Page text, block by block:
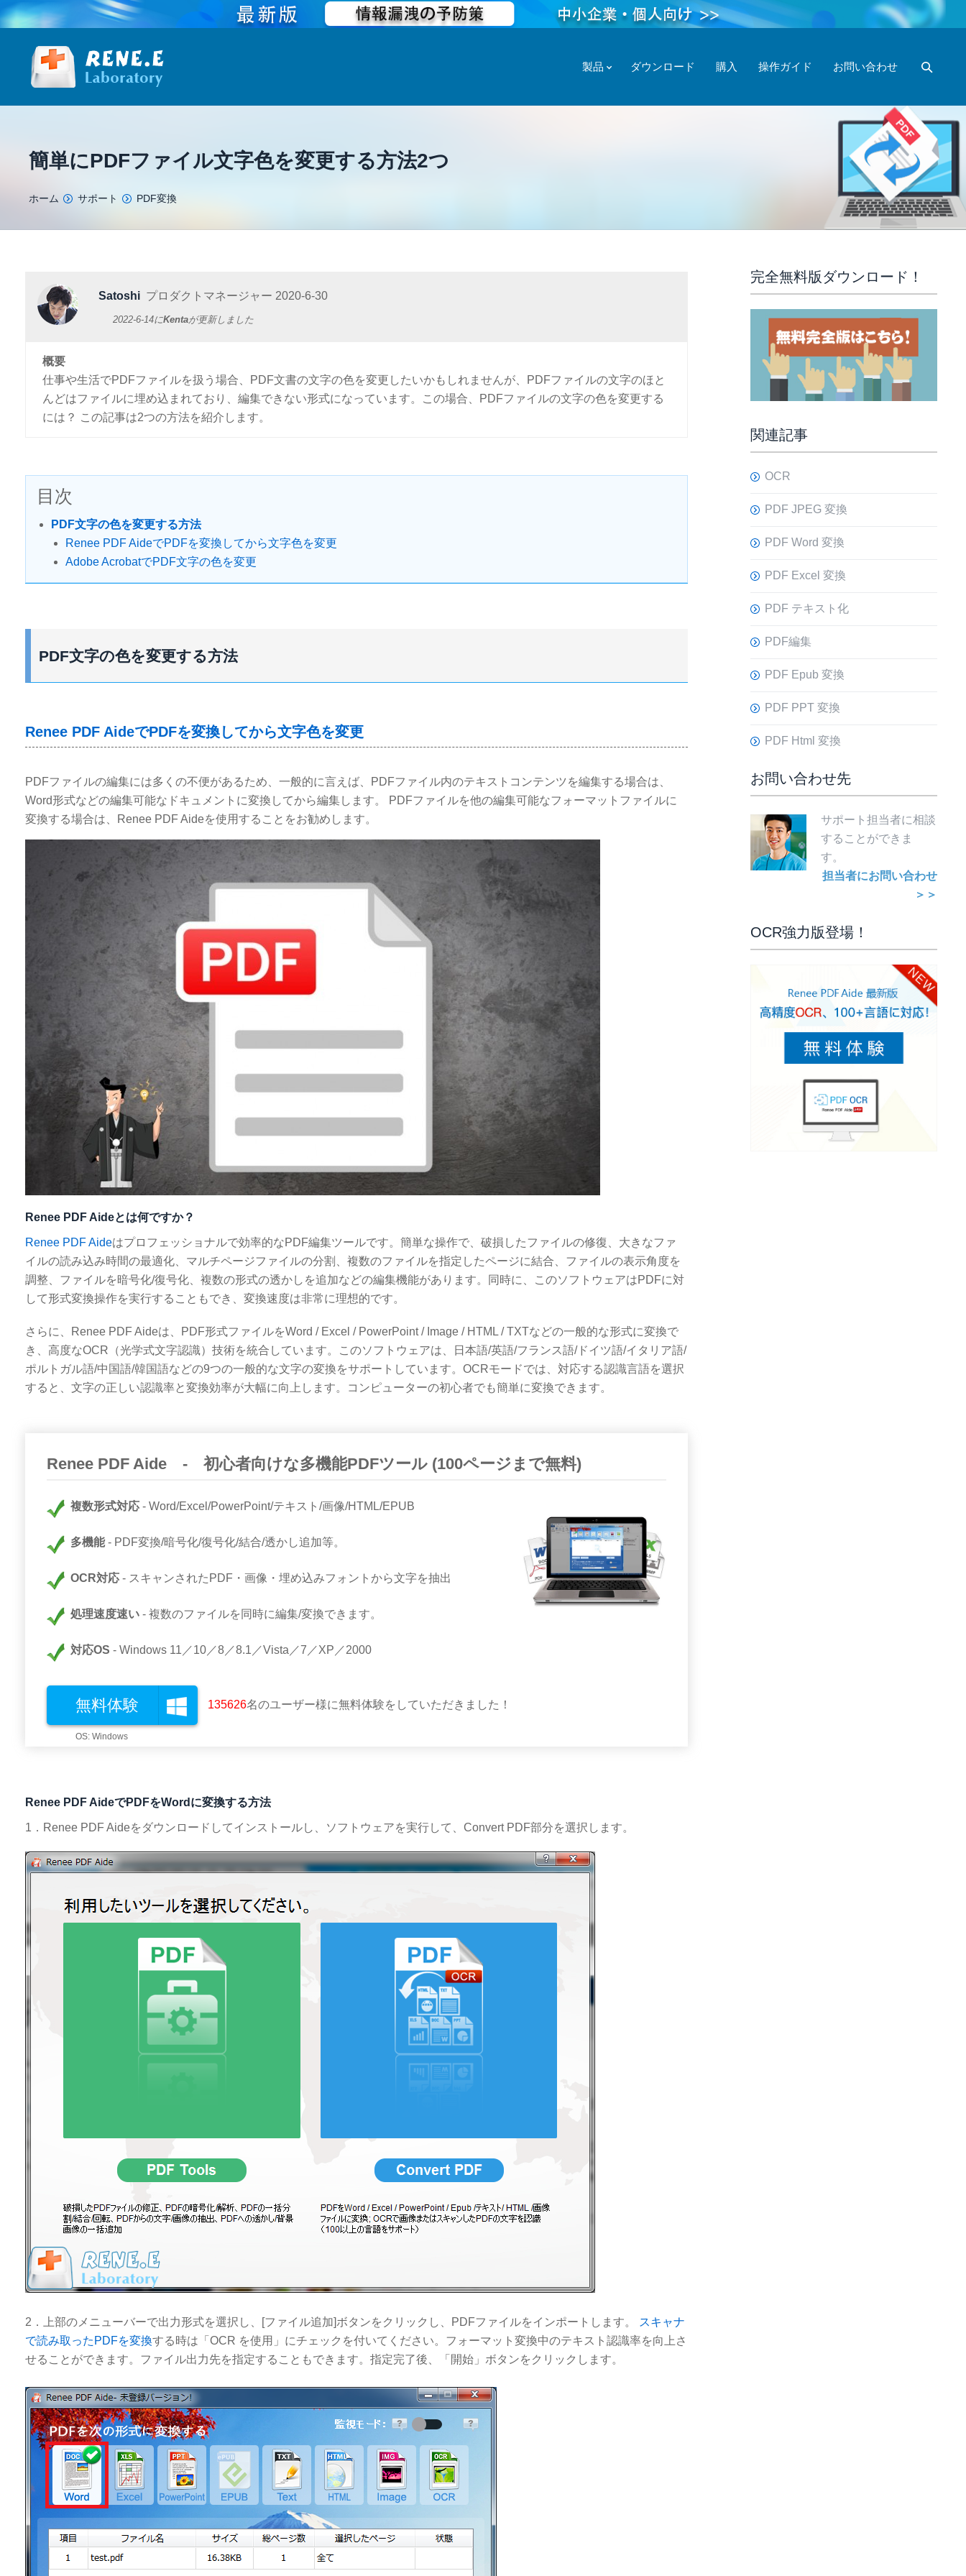
製品 ダウンロード 購入 操作ガイド お問い合わせ
簡単にPDFファイル文字色を変更する方法2つ
You are here:
ホーム サポート PDF変換
Satoshi プロダクトマネージャー 2020-6-30
2022-6-14にKentaが更新しました
概要
仕事や生活でPDFファイルを扱う場合、PDF文書の文字の色を変更したいかもしれませんが、PDFファイルの文字のほと
んどはファイルに埋め込まれており、編集できない形式になっています。この場合、PDFファイルの文字の色を変更する
には？ この記事は2つの方法を紹介します。
目次
PDF文字の色を変更する方法
Renee PDF AideでPDFを変換してから文字色を変更
Adobe AcrobatでPDF文字の色を変更
PDF文字の色を変更する方法
Renee PDF AideでPDFを変換してから文字色を変更
PDFファイルの編集には多くの不便があるため、一般的に言えば、PDFファイル内のテキストコンテンツを編集する場合は、
Word形式などの編集可能なドキュメントに変換してから編集します。 PDFファイルを他の編集可能なフォーマットファイルに
変換する場合は、Renee PDF Aideを使用することをお勧めします。
Renee PDF Aideとは何ですか？
Renee PDF Aideはプロフェッショナルで効率的なPDF編集ツールです。簡単な操作で、破損したファイルの修復、大きなファ
イルの読み込み時間の最適化、マルチページファイルの分割、複数のファイルを指定したページに結合、ファイルの表示角度を
調整、ファイルを暗号化/復号化、複数の形式の透かしを追加などの編集機能があります。同時に、このソフトウェアはPDFに対
して形式変換操作を実行することもでき、変換速度は非常に理想的です。
さらに、Renee PDF Aideは、PDF形式ファイルをWord / Excel / PowerPoint / Image / HTML / TXTなどの一般的な形式に変換で
き、高度なOCR（光学式文字認識）技術を統合しています。このソフトウェアは、日本語/英語/フランス語/ドイツ語/イタリア語/
ポルトガル語/中国語/韓国語などの9つの一般的な文字の変換をサポートしています。OCRモードでは、対応する認識言語を選択
すると、文字の正しい認識率と変換効率が大幅に向上します。コンピューターの初心者でも簡単に変換できます。
Renee PDF Aide - 初心者向けな多機能PDFツール (100ページまで無料)
複数形式対応 Word/Excel/PowerPoint/テキスト/画像/HTML/EPUB
多機能 PDF変換/暗号化/復号化/結合/透かし追加等。
OCR対応 スキャンされたPDF・画像・埋め込みフォントから文字を抽出
処理速度速い 複数のファイルを同時に編集/変換できます。
対応OS Windows 11／10／8／8.1／Vista／7／XP／2000
無料体験 135627名のユーザー様に無料体験をしていただきました！
Renee PDF AideでPDFをWordに変換する方法
1．Renee PDF Aideをダウンロードしてインストールし、ソフトウェアを実行して、Convert PDF部分を選択します。
2．上部のメニューバーで出力形式を選択し、[ファイル追加]ボタンをクリックし、PDFファイルをインポートします。
スキャナ
で読み取ったPDFを変換する時は「OCR を使用」にチェックを付いてください。フォーマット変換中のテキスト認識率を向上さ
せることができます。ファイル出力先を指定することもできます。指定完了後、「開始」ボタンをクリックします。
完全無料版ダウンロード！
関連記事
OCR
PDF JPEG 変換
PDF Word 変換
PDF Excel 変換
PDF テキスト化
PDF編集
PDF Epub 変換
PDF PPT 変換
PDF Html 変換
お問い合わせ先
サポート担当者に相談
することができま
す。
担当者にお問い合わせ
＞＞
OCR強力版登場！